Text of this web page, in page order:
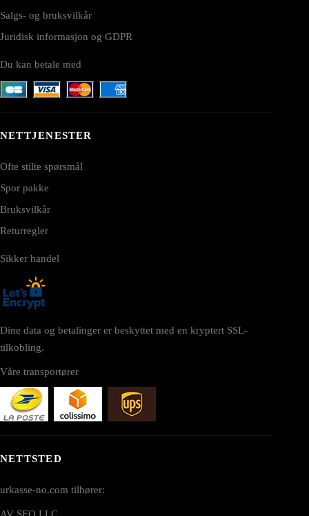
Salgs- og bruksvilkår
Juridisk informasjon og GDPR
Du kan betale med
NETTJENESTER
Ofte stilte spørsmål
Spor pakke
Bruksvilkår
Returregler
Sikker handel
Dine data og betalinger er beskyttet med en kryptert SSL-
tilkobling.
Våre transportører
NETTSTED
urkasse-no.com tilhører:
AV SEO LLC